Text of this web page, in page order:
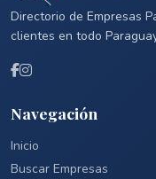
Directorio de Empresas
clientes en todo
Navegación
Inicio
Buscar Empresas